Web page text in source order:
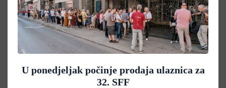
U ponedjeljak počinje prodaja ulaznica za
32. SFF